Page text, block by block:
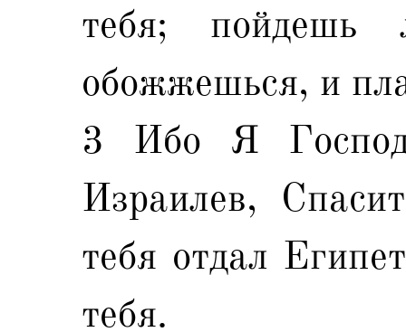
тебя; пойдешь
обожжешься, и
3 Ибо Я
Израилев,
тебя отдал
тебя.